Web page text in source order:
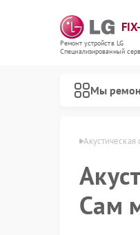
Ремонт устройств LG
Специализированный
Мы
Сам